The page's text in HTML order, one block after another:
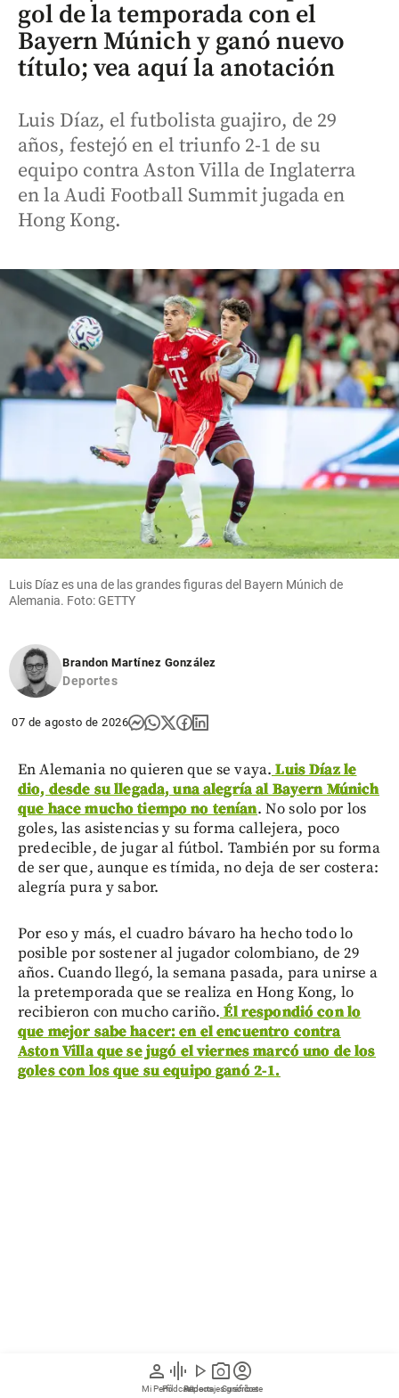
person
Mi Perfil
graphic_eq
Pódcast
play_arrow
Videos
photo_camera
Reportajes gráficos
account_circle
Suscríbete
gol de la temporada con el
Bayern Múnich y ganó nuevo
título; vea aquí la anotación
Luis Díaz, el futbolista guajiro, de 29
años, festejó en el triunfo 2-1 de su
equipo contra Aston Villa de Inglaterra
en la Audi Football Summit jugada en
Hong Kong.
Luis Díaz es una de las grandes figuras del Bayern Múnich de
Alemania. Foto: GETTY
Brandon Martínez González
Deportes
07 de agosto de 2026
En Alemania no quieren que se vaya. Luis Díaz le
dio, desde su llegada, una alegría al Bayern Múnich
que hace mucho tiempo no tenían. No solo por los
goles, las asistencias y su forma callejera, poco
predecible, de jugar al fútbol. También por su forma
de ser que, aunque es tímida, no deja de ser costera:
alegría pura y sabor.
Por eso y más, el cuadro bávaro ha hecho todo lo
posible por sostener al jugador colombiano, de 29
años. Cuando llegó, la semana pasada, para unirse a
la pretemporada que se realiza en Hong Kong, lo
recibieron con mucho cariño. Él respondió con lo
que mejor sabe hacer: en el encuentro contra
Aston Villa que se jugó el viernes marcó uno de los
goles con los que su equipo ganó 2-1.